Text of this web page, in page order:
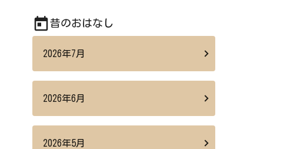
today昔のおはなし
2026年7月
2026年6月
2026年5月